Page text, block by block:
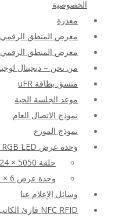
الخصوصية
معذرة
معرض المنطق الرقمي
معرض المنطق الرقمي
من نحن – ديجيتال لوجيك ليمتد
منسق بطاقة uFR
موعد الجلسة الحية
نموذج الاتصال العام
نموذج الموزع
وحدة عرض RGB LED وأداة SDK
حلقة LED 24 – 24 × 5050
وحدة عرض RGB LED 8 × 6
وسائل الإعلام عنا